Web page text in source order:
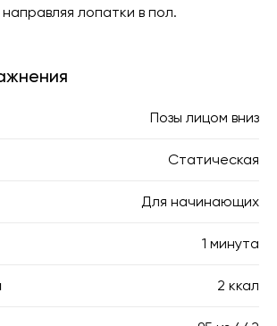
лопатки в пол.
Позы лицом вниз
Статическая
Для начинающих
1 минута
2 ккал